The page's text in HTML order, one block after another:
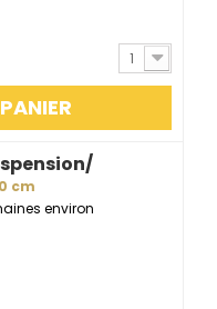
1
cm
environ